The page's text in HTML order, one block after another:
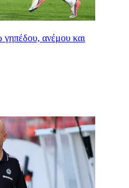
γηπέδου, ανέμου και